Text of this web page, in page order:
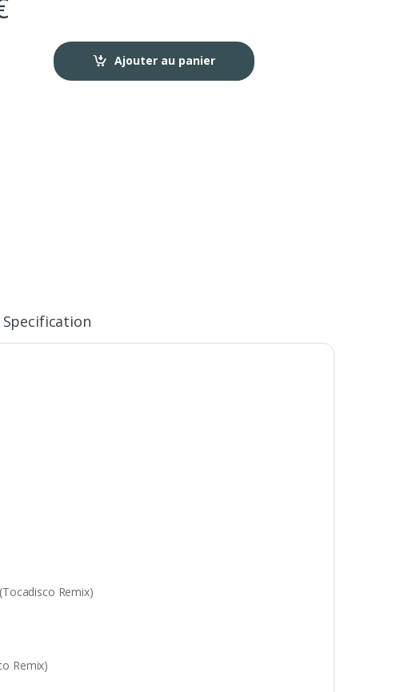
Ajouter au panier
Specification
Remix)
Remix)